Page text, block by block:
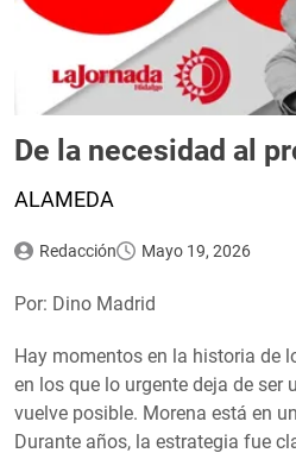
De la necesidad al
ALAMEDA
Redacción Mayo 19, 2026
Por: Dino Madrid
Hay momentos en la historia de
en los que lo urgente deja de ser
vuelve posible. Morena está en
Durante años, la estrategia fue